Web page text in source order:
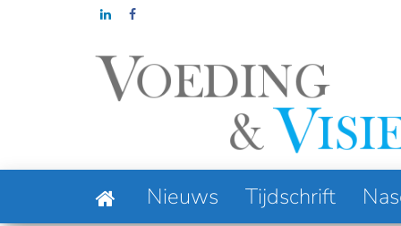
Column:
Nieuws Tijdschrift